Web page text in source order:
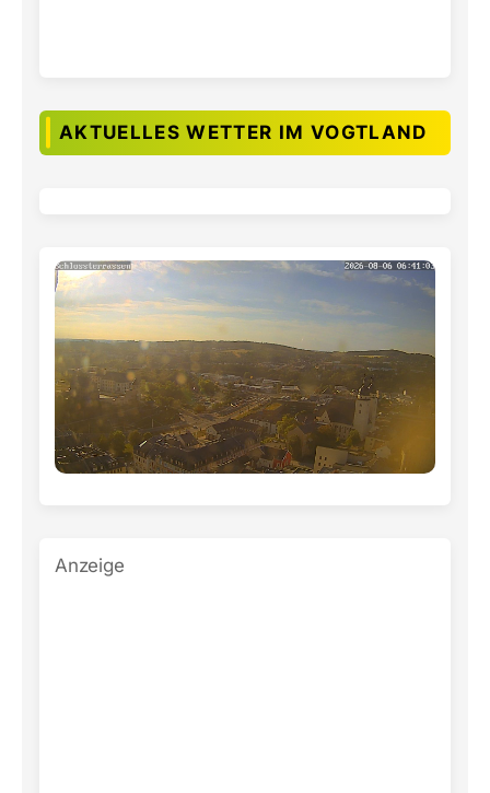
AKTUELLES WETTER IM VOGTLAND
Anzeige